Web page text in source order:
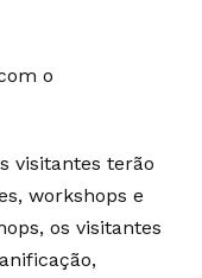
o
visitantes terão
workshops e
os visitantes